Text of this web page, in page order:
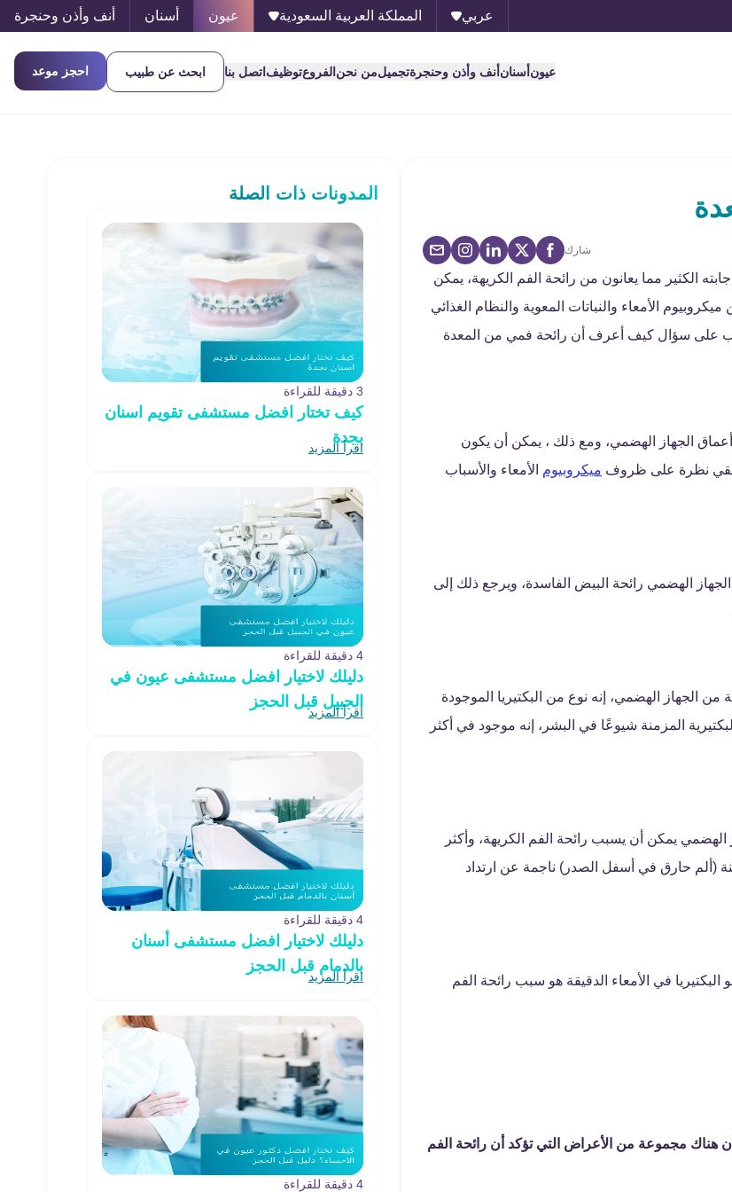
عربي المملكة العربية السعودية عيون أسنان أنف وأذن وحنجرة
عيون أسنان أنف وأذن وحنجرةتجميلمن نحن الفروعتوظيف اتصل بنا ابحث عن طبيب احجز موعد
شارك
مما يعانون من رائحة الفم الكريهة، يمكن
الأمعاء والنباتات المعوية والنظام الغذائي
على سؤال كيف أعرف أن رائحة فمي من المعدة
الجهاز الهضمي، ومع ذلك ، يمكن أن يكون
نلقي نظرة على ظروف ميكروبيوم الأمعاء والأسباب
الهضمي رائحة البيض الفاسدة، ويرجع ذلك إلى
من الجهاز الهضمي، إنه نوع من البكتيريا الموجودة
المزمنة شيوعًا في البشر، إنه موجود في أكثر
الهضمي يمكن أن يسبب رائحة الفم الكريهة، وأكثر
(ألم حارق في أسفل الصدر) ناجمة عن ارتداد
في الأمعاء الدقيقة هو سبب رائحة الفم
مجموعة من الأعراض التي تؤكد أن رائحة الفم
المدونات ذات الصلة
3 دقيقة للقراءة
كيف تختار افضل مستشفى تقويم اسنان
بجدة
اقرأ المزيد
4 دقيقة للقراءة
دليلك لاختيار افضل مستشفى عيون في
الجبيل قبل الحجز
اقرأ المزيد
4 دقيقة للقراءة
دليلك لاختيار افضل مستشفى أسنان
بالدمام قبل الحجز
اقرأ المزيد
4 دقيقة للقراءة